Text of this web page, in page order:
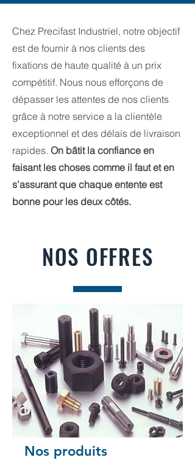
Chez Precifast Industriel, notre objectif
est de fournir à nos clients des
fixations de haute qualité à un prix
compétitif. Nous nous efforçons de
dépasser les attentes de nos clients
grâce à notre service a la clientèle
exceptionnel et des délais de livraison
rapides. On bâtit la confiance en
faisant les choses comme il faut et en
s’assurant que chaque entente est
bonne pour les deux côtés.
NOS OFFRES
Nos produits